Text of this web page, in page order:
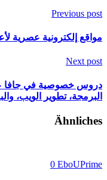
Previous post
مواقع إلكترونية عصرية
Next post
دروس خصوصية في جافا
البرمجة، تطوير الويب،
Ähnliches
EboUPrime
0